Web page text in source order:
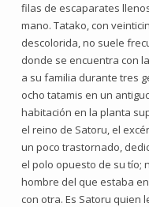
filas de escaparates
mano. Tatako, con
descolorida, no suele
donde se encuentra con
a su familia durante tres
ocho tatamis en un
habitación en la planta
el reino de Satoru, el
un poco trastornado,
el polo opuesto de su tío;
hombre del que estaba
con otra. Es Satoru quien